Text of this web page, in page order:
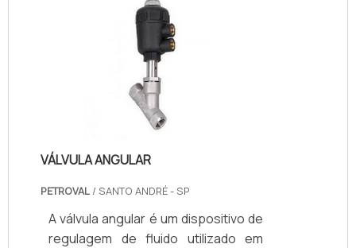
réguas são muito utilizadas para os
processos de extrusão de alumínio,
principalmente em perfis, que são
elementos primordiais para a
viabilização das mais variadas
atividades e garantem a .
VÁLVULA ANGULAR
PETROVAL / SANTO ANDRÉ - SP
A válvula angular é um dispositivo de
regulagem de fluido utilizado em